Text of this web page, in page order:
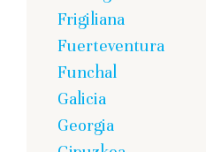
Frigiliana
Fuerteventura
Funchal
Galicia
Georgia